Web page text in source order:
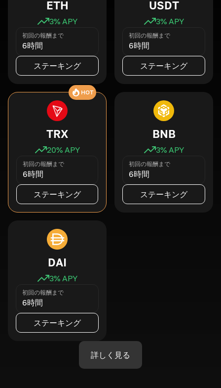
ETH
3% APY
初回の報酬まで
6時間
ステーキング
USDT
3% APY
初回の報酬まで
6時間
ステーキング
HOT
TRX
20% APY
初回の報酬まで
6時間
ステーキング
BNB
3% APY
初回の報酬まで
6時間
ステーキング
DAI
3% APY
初回の報酬まで
6時間
ステーキング
詳しく見る